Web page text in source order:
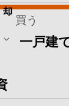
買う
一戸建
の他
却